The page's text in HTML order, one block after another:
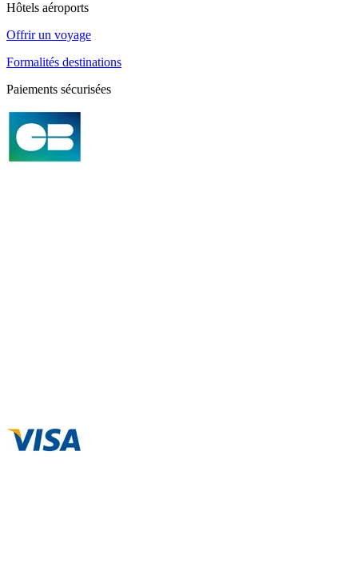
Hôtels aéroports
Offrir un voyage
Formalités destinations
Paiements sécurisées